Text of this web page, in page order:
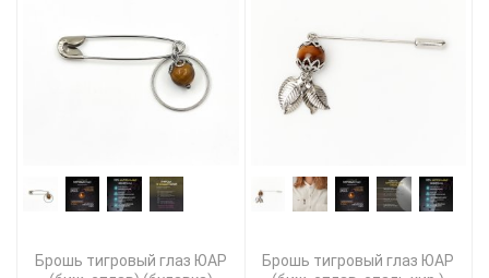
Брошь тигровый глаз ЮАР
Брошь тигровый глаз ЮАР